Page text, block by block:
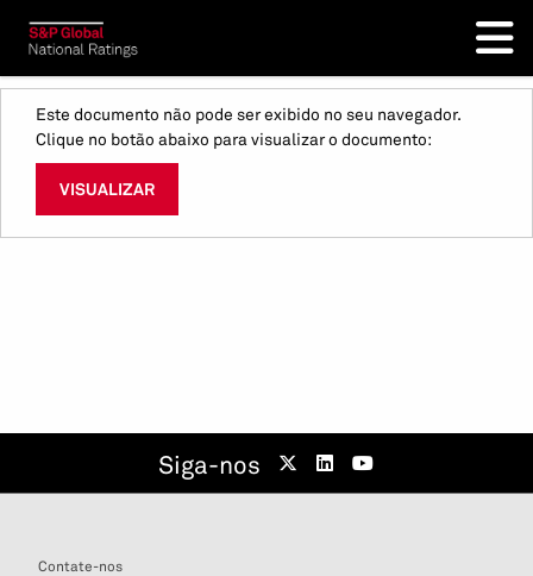
Este documento não pode ser exibido no seu navegador.
Clique no botão abaixo para visualizar o documento:
VISUALIZAR
Siga-nos
Contate-nos